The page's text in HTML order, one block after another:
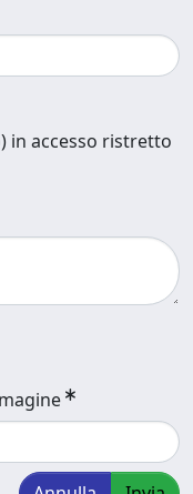
in accesso ristretto